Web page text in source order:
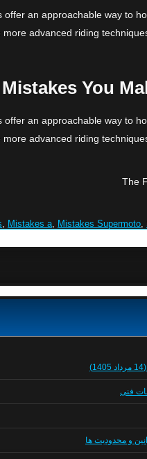
an approachable way to
more advanced riding
You
an approachable way to
more advanced riding
The
, Mistakes a, Mistakes Supermoto,
و محدودیت ها